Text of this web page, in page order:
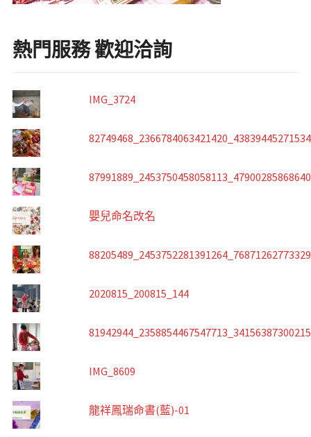
熱門服務 歡迎洽詢
IMG_3724
嬰兒命名改名
2020815_200815_144
IMG_8609
龍祥鳳瑞命書(藍)-01